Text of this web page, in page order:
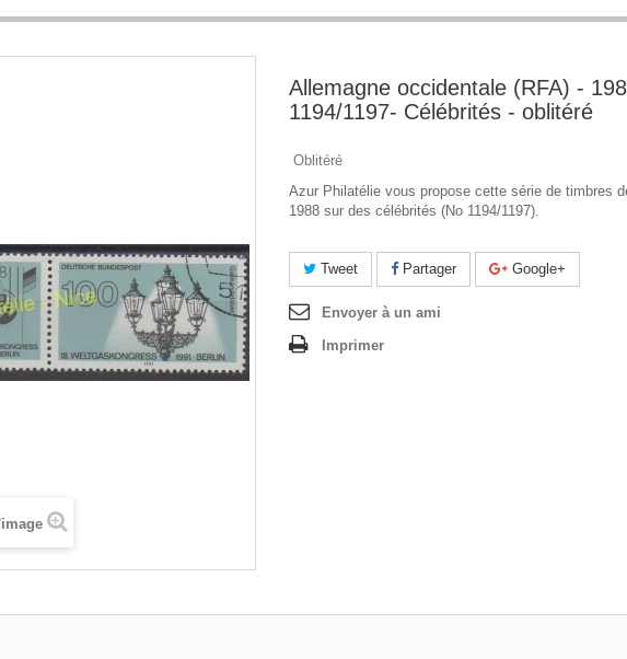
Allemagne occidentale (RFA) -
1194/1197- Célébrités - oblitéré
Oblitéré
Azur Philatélie vous propose cette série de timbres
1988 sur des célébrités (No 1194/1197).
Tweet Partager Google+
Envoyer à un ami
Imprimer